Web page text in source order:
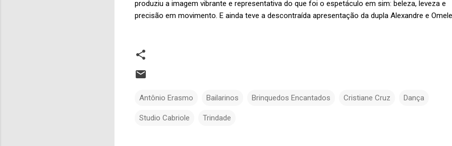
produziu a imagem vibrante e representativa do que foi o espetáculo em sim: beleza, leveza e
precisão em movimento. E ainda teve a descontraída apresentação da dupla Alexandre e
Antônio Erasmo Bailarinos Brinquedos Encantados Cristiane Cruz Dança
Studio Cabriole Trindade